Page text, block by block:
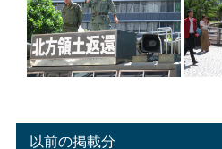
以前の掲載分